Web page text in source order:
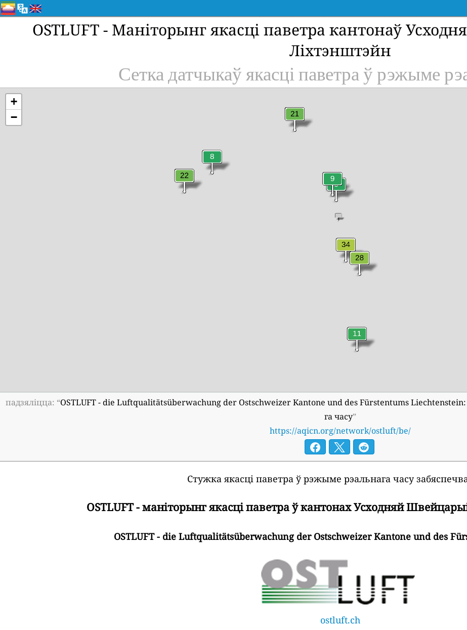
OSTLUFT - Маніторынг якасці паветра кантонаў
Ліхтэнштэйн
Сетка датчыкаў якасці паветра ў рэжыме
+
−
падзяліцца: “OSTLUFT - die Luftqualitätsüberwachung der Ostschweizer Kantone und des Fürstentums
га часу”
https://aqicn.org/network/ostluft/be/
Стужка якасці паветра ў рэжыме рэальнага часу
OSTLUFT - маніторынг якасці паветра ў кантонах Усходняй
OSTLUFT - die Luftqualitätsüberwachung der Ostschweizer Kantone und des
ostluft.ch